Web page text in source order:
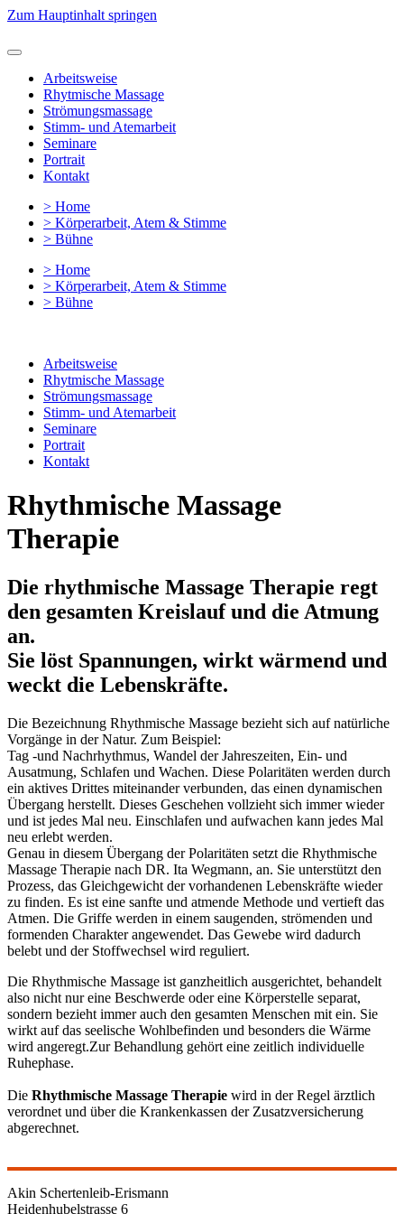
Zum Hauptinhalt springen
Arbeitsweise
Rhytmische Massage
Strömungsmassage
Stimm- und Atemarbeit
Seminare
Portrait
Kontakt
> Home
> Körperarbeit, Atem & Stimme
> Bühne
> Home
> Körperarbeit, Atem & Stimme
> Bühne
Arbeitsweise
Rhytmische Massage
Strömungsmassage
Stimm- und Atemarbeit
Seminare
Portrait
Kontakt
Rhythmische Massage
Therapie
Die rhythmische Massage Therapie regt
den gesamten Kreislauf und die Atmung
an.
Sie löst Spannungen, wirkt wärmend und
weckt die Lebenskräfte.
Die Bezeichnung Rhythmische Massage bezieht sich auf natürliche
Vorgänge in der Natur. Zum Beispiel:
Tag -und Nachrhythmus, Wandel der Jahreszeiten, Ein- und
Ausatmung, Schlafen und Wachen. Diese Polaritäten werden durch
ein aktives Drittes miteinander verbunden, das einen dynamischen
Übergang herstellt. Dieses Geschehen vollzieht sich immer wieder
und ist jedes Mal neu. Einschlafen und aufwachen kann jedes Mal
neu erlebt werden.
Genau in diesem Übergang der Polaritäten setzt die Rhythmische
Massage Therapie nach DR. Ita Wegmann, an. Sie unterstützt den
Prozess, das Gleichgewicht der vorhandenen Lebenskräfte wieder
zu finden. Es ist eine sanfte und atmende Methode und vertieft das
Atmen. Die Griffe werden in einem saugenden, strömenden und
formenden Charakter angewendet. Das Gewebe wird dadurch
belebt und der Stoffwechsel wird reguliert.
Die Rhythmische Massage ist ganzheitlich ausgerichtet, behandelt
also nicht nur eine Beschwerde oder eine Körperstelle separat,
sondern bezieht immer auch den gesamten Menschen mit ein. Sie
wirkt auf das seelische Wohlbefinden und besonders die Wärme
wird angeregt.Zur Behandlung gehört eine zeitlich individuelle
Ruhephase.
Die Rhythmische Massage Therapie wird in der Regel ärztlich
verordnet und über die Krankenkassen der Zusatzversicherung
abgerechnet.
Akin Schertenleib-Erismann
Heidenhubelstrasse 6